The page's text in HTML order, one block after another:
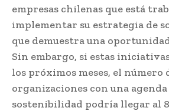
empresas chilenas que está
implementar su estrategia de
que demuestra una
Sin embargo, si estas
los próximos meses, el número
organizaciones con una
sostenibilidad podría llegar al